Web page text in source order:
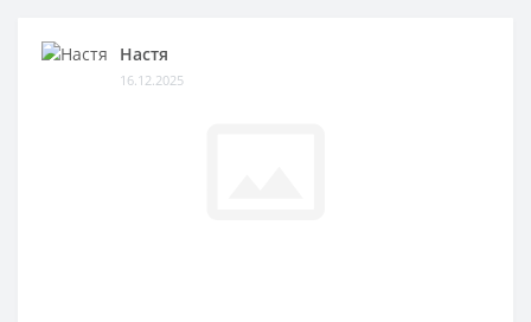
Настя
16.12.2025